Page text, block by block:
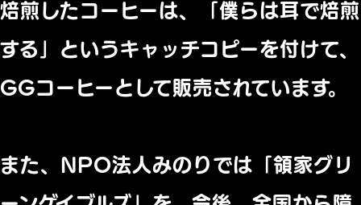
焙煎したコーヒーは、「僕らは耳で焙煎
する」というキャッチコピーを付けて、
GGコーヒーとして販売されています。
また、NPO法人みのりでは「領家グリ